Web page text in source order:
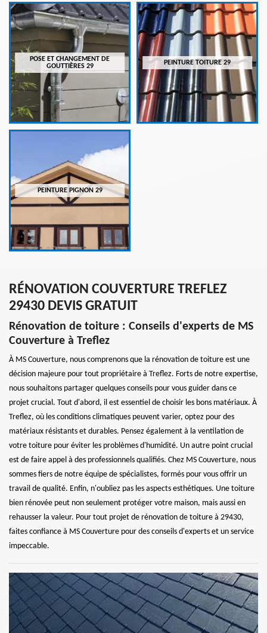
POSE ET CHANGEMENT DE
GOUTTIÈRES 29
PEINTURE TOITURE 29
PEINTURE PIGNON 29
RÉNOVATION COUVERTURE TREFLEZ
29430 DEVIS GRATUIT
Rénovation de toiture : Conseils d'experts de MS
Couverture à Treflez
À MS Couverture, nous comprenons que la rénovation de toiture est une
décision majeure pour tout propriétaire à Treflez. Forts de notre expertise,
nous souhaitons partager quelques conseils pour vous guider dans ce
projet crucial. Tout d'abord, il est essentiel de choisir les bons matériaux. À
Treflez, où les conditions climatiques peuvent varier, optez pour des
matériaux résistants et durables. Pensez également à la ventilation de
votre toiture pour éviter les problèmes d'humidité. Un autre point crucial
est de faire appel à des professionnels qualifiés. Chez MS Couverture, nous
sommes fiers de notre équipe de spécialistes, formés pour vous offrir un
travail de qualité. Enfin, n'oubliez pas les aspects esthétiques. Une toiture
bien rénovée peut non seulement protéger votre maison, mais aussi en
rehausser la valeur. Pour tout projet de rénovation de toiture à 29430,
faites confiance à MS Couverture pour des conseils d'experts et un service
impeccable.